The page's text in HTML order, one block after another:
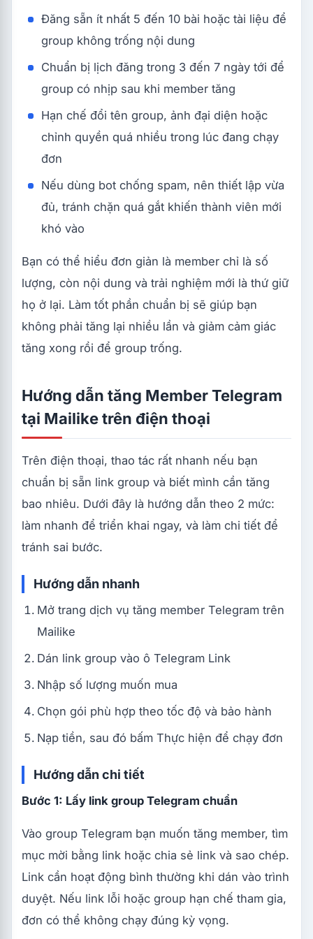
Đăng sẵn ít nhất 5 đến 10 bài hoặc tài liệu để
group không trống nội dung
Chuẩn bị lịch đăng trong 3 đến 7 ngày tới để
group có nhịp sau khi member tăng
Hạn chế đổi tên group, ảnh đại diện hoặc
chỉnh quyền quá nhiều trong lúc đang chạy
đơn
Nếu dùng bot chống spam, nên thiết lập vừa
đủ, tránh chặn quá gắt khiến thành viên mới
khó vào
Bạn có thể hiểu đơn giản là member chỉ là số
lượng, còn nội dung và trải nghiệm mới là thứ giữ
họ ở lại. Làm tốt phần chuẩn bị sẽ giúp bạn
không phải tăng lại nhiều lần và giảm cảm giác
tăng xong rồi để group trống.
Hướng dẫn tăng Member Telegram
tại Mailike trên điện thoại
Trên điện thoại, thao tác rất nhanh nếu bạn
chuẩn bị sẵn link group và biết mình cần tăng
bao nhiêu. Dưới đây là hướng dẫn theo 2 mức:
làm nhanh để triển khai ngay, và làm chi tiết để
tránh sai bước.
Hướng dẫn nhanh
Mở trang dịch vụ tăng member Telegram trên
Mailike
Dán link group vào ô Telegram Link
Nhập số lượng muốn mua
Chọn gói phù hợp theo tốc độ và bảo hành
Nạp tiền, sau đó bấm Thực hiện để chạy đơn
Hướng dẫn chi tiết
Bước 1: Lấy link group Telegram chuẩn
Vào group Telegram bạn muốn tăng member, tìm
mục mời bằng link hoặc chia sẻ link và sao chép.
Link cần hoạt động bình thường khi dán vào trình
duyệt. Nếu link lỗi hoặc group hạn chế tham gia,
đơn có thể không chạy đúng kỳ vọng.